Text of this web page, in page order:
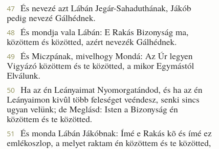
47
És nevezé azt Lábán Jegár-Sahaduthának, Jákób
pedig nevezé Gálhédnek.
48
És mondja vala Lábán: E Rakás Bizonyság ma,
közöttem és közötted, azért nevezék Gálhédnek.
49
És Miczpának, mivelhogy Mondá: Az Úr legyen
Vigyázó közöttem és te közötted, a mikor Egymástól
Elválunk.
50
Ha az én Leányaimat Nyomorgatándod, és ha az én
Leányaimon kivûl több feleséget veéndesz, senki sincs
ugyan velünk; de Meglásd: Isten a Bizonyság én
közöttem és te közötted.
51
És monda Lábán Jákóbnak: Ímé e Rakás kõ és ímé ez
emlékoszlop, a melyet raktam én közöttem és te közötted,